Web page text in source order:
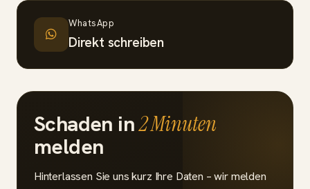
WhatsApp
Direkt schreiben
Schaden in2 Minuten
melden
Hinterlassen Sie uns kurz Ihre Daten – wir melden